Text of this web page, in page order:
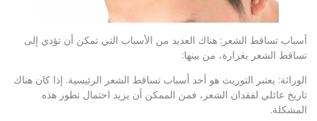
أسباب تساقط الشعر: هناك العديد من الأسباب التي تمكن أن تؤدي إلى
تساقط الشعر بغزارة، من بينها:
الوراثة: يعتبر التوريث هو أحد أسباب تساقط الشعر الرئيسية. إذا كان هناك
تاريخ عائلي لفقدان الشعر، فمن الممكن أن يزيد احتمال تطور هذه
المشكلة.